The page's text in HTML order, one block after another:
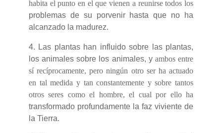
habita el punto en el que vienen a reunirse todos los
problemas de su porvenir hasta que no ha
alcanzado la madurez.
4. Las plantas han influido sobre las plantas,
los animales sobre los animales, yambos entre
sí recíprocamente, pero ningún otro ser ha actuado
en tal medida y tan constantemente y sobre tantos
otros seres como el hombre, el cual por ello ha
transformado profundamente la faz viviente de
la Tierra.